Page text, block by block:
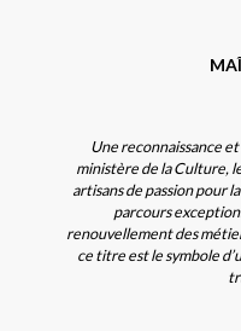
Une reconnaissance
ministère de la Culture,
artisans de passion pour
parcours
renouvellement des
ce titre est le symbole